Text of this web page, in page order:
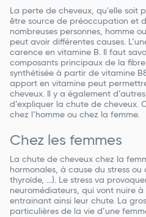
La perte de cheveux, qu'elle soit
être source de préoccupation et
nombreuses personnes, homme
peut avoir différentes causes.
carence en vitamine B. Il faut
composants principaux de la
synthétisée à partir de vitamine
apport en vitamine peut
cheveux. Il y a également
d’expliquer la chute de cheveux.
chez l’homme ou chez la femme.
Chez les femmes
La chute de cheveux chez la
hormonales, à cause du stress
thyroïde, …). Le stress va
neuromédiateurs, qui vont nuire
entrainant ainsi leur chute. La
particulières de la vie d’une